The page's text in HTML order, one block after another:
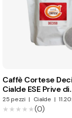
Caffè Cortese
Cialde ESE Prive di
Imballaggio
25 pezzi | Cialde |
★★★★★
★★★★★(0)